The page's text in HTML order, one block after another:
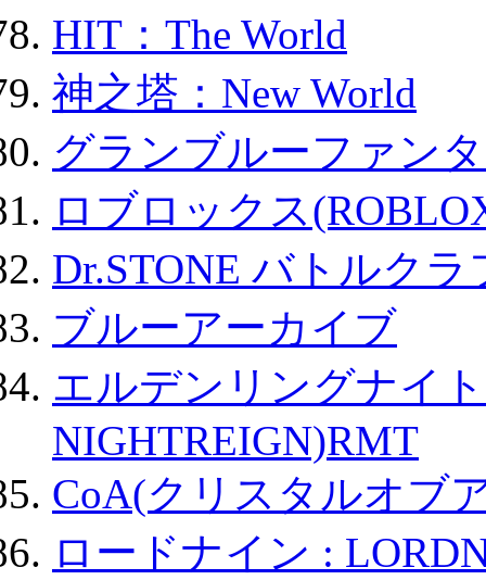
HIT：The World
神之塔：New World
グランブルーファン
ロブロックス
Dr.STONE バトルク
ブルーアーカイブ
エルデンリングナイ
NIGHTREIGN)RMT
CoA(クリスタルオブ
ロードナイン :